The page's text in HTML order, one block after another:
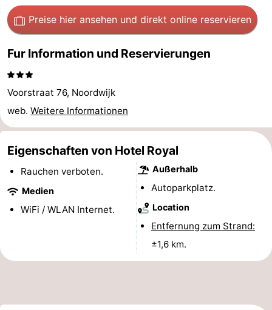
Dunimar
Noordwijkse
-
du
Soleil
Zimmer
(mit
Frühstück)
Lastminutes
Strand
Sehen
tun
Museen
-
Aussichtspunkte
Attraktionen
Preise hier ansehen und direkt online reservieren
Fur Information und Reservierungen
Voorstraat 76, Noordwijk
web. Weitere Informationen
Eigenschaften von Hotel Royal
Rauchen verboten.
Medien
WiFi / WLAN Internet.
Außerhalb
Autoparkplatz.
Location
Entfernung zum Strand:
±1,6 km.